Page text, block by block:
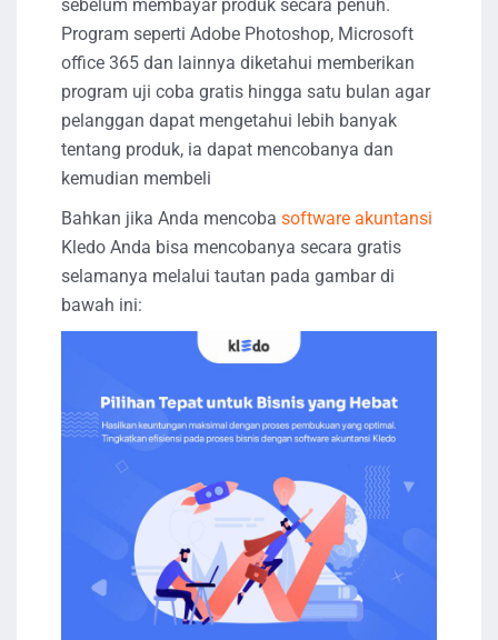
sebelum membayar produk secara penuh.
Program seperti Adobe Photoshop, Microsoft
office 365 dan lainnya diketahui memberikan
program uji coba gratis hingga satu bulan agar
pelanggan dapat mengetahui lebih banyak
tentang produk, ia dapat mencobanya dan
kemudian membeli
Bahkan jika Anda mencoba software akuntansi
Kledo Anda bisa mencobanya secara gratis
selamanya melalui tautan pada gambar di
bawah ini: